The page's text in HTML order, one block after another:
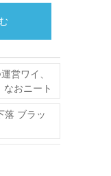
営ワイ、
おニート
落 ブラッ